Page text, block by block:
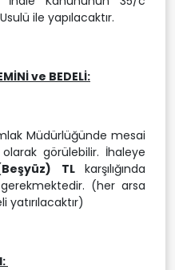
ile yapılacaktır.
ve BEDELİ:
Müdürlüğünde mesai
görülebilir. İhaleye
TLkarşılığında
(her arsa
yatırılacaktır)